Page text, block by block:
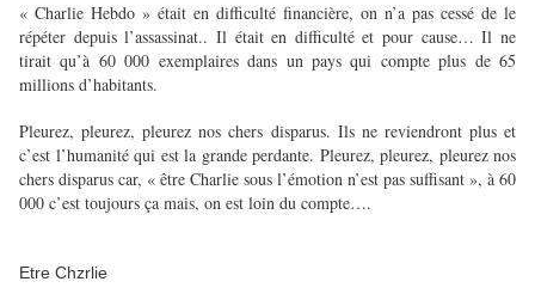
« Charlie Hebdo » était en difficulté financière, on n’a pas cessé de le
répéter depuis l’assassinat.. Il était en difficulté et pour cause… Il ne
tirait qu’à 60 000 exemplaires dans un pays qui compte plus de 65
millions d’habitants.
Pleurez, pleurez, pleurez nos chers disparus. Ils ne reviendront plus et
c’est l’humanité qui est la grande perdante. Pleurez, pleurez, pleurez nos
chers disparus car, « être Charlie sous l’émotion n’est pas suffisant », à 60
000 c’est toujours ça mais, on est loin du compte….
Etre Chzrlie